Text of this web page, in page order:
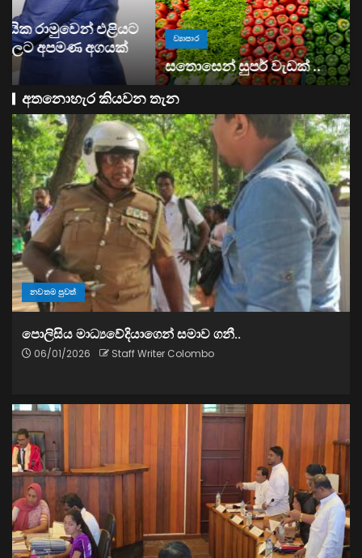
ව්‍යාපාර
සතොසෙන් සුපර් වැඩක් ..
අතනොහැර කියවන තැන
නවතම පුවත්
පොලිසිය මාධ්‍යවේදියාගෙන් සමාව ගනී..
06/01/2026 Staff Writer Colombo